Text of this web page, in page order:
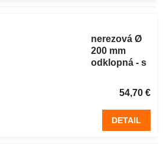
nerezová Ø
200 mm
odklopná - s
54,70 €
DETAIL